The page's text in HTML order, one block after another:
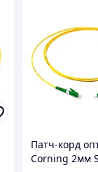
Патч-корд
Corning 2мм